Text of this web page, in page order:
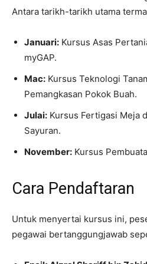
Antara tarikh-tarikh utama
Januari: Kursus Asas
myGAP.
Mac: Kursus Teknologi
Pemangkasan Pokok Buah.
Julai: Kursus Fertigasi Meja
Sayuran.
November: Kursus
Cara Pendaftaran
Untuk menyertai kursus ini,
pegawai bertanggungjawab